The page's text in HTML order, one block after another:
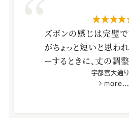
ズボンの感じは完璧
がちょっと短いと思わ
ーするときに、丈の調
宇都宮大通
more...